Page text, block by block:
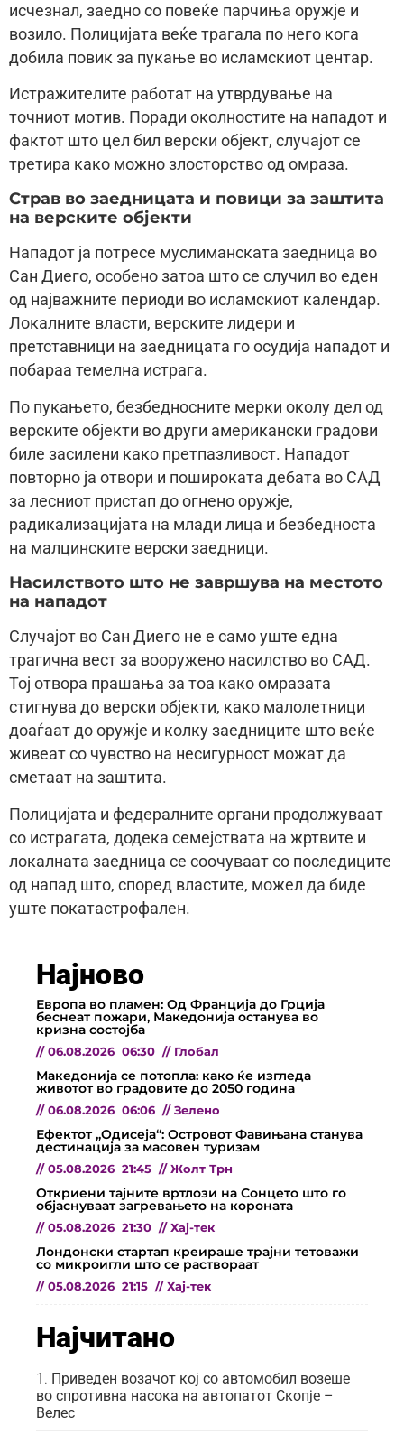
исчезнал, заедно со повеќе парчиња оружје и
возило. Полицијата веќе трагала по него кога
добила повик за пукање во исламскиот центар.
Истражителите работат на утврдување на
точниот мотив. Поради околностите на нападот и
фактот што цел бил верски објект, случајот се
третира како можно злосторство од омраза.
Страв во заедницата и повици за заштита
на верските објекти
Нападот ја потресе муслиманската заедница во
Сан Диего, особено затоа што се случил во еден
од најважните периоди во исламскиот календар.
Локалните власти, верските лидери и
претставници на заедницата го осудија нападот и
побараа темелна истрага.
По пукањето, безбедносните мерки околу дел од
верските објекти во други американски градови
биле засилени како претпазливост. Нападот
повторно ја отвори и пошироката дебата во САД
за лесниот пристап до огнено оружје,
радикализацијата на млади лица и безбедноста
на малцинските верски заедници.
Насилството што не завршува на местото
на нападот
Случајот во Сан Диего не е само уште една
трагична вест за вооружено насилство во САД.
Тој отвора прашања за тоа како омразата
стигнува до верски објекти, како малолетници
доаѓаат до оружје и колку заедниците што веќе
живеат со чувство на несигурност можат да
сметаат на заштита.
Полицијата и федералните органи продолжуваат
со истрагата, додека семејствата на жртвите и
локалната заедница се соочуваат со последиците
од напад што, според властите, можел да биде
уште покатастрофален.
Најново
Европа во пламен: Од Франција до Грција
беснеат пожари, Македонија останува во
кризна состојба
// 06.08.2026 06:30 // Глобал
Македонија се потопла: како ќе изгледа
животот во градовите до 2050 година
// 06.08.2026 06:06 // Зелено
Ефектот „Одисеја“: Островот Фавињана станува
дестинација за масовен туризам
// 05.08.2026 21:45 // Жолт Трн
Откриени тајните вртлози на Сонцето што го
објаснуваат загревањето на короната
// 05.08.2026 21:30 // Хај-тек
Лондонски стартап креираше трајни тетоважи
со микроигли што се раствораат
// 05.08.2026 21:15 // Хај-тек
Најчитано
Приведен возачот кој со автомобил возеше
во спротивна насока на автопатот Скопје –
Велес